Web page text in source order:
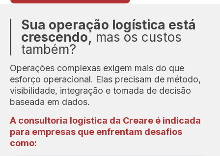
Sua operação logística está
crescendo, mas os custos
também?
Operações complexas exigem mais do que
esforço operacional. Elas precisam de método,
visibilidade, integração e tomada de decisão
baseada em dados.
A consultoria logística da Creare é indicada
para empresas que enfrentam desafios
como: